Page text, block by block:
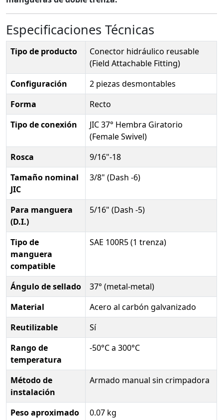
Especificaciones Técnicas
Tipo de producto
Conector hidráulico reusable
(Field Attachable Fitting)
Configuración
2 piezas desmontables
Forma
Recto
Tipo de conexión
JIC 37° Hembra Giratorio
(Female Swivel)
Rosca
9/16"-18
Tamaño nominal
JIC
3/8" (Dash -6)
Para manguera
(D.I.)
5/16" (Dash -5)
Tipo de
manguera
compatible
SAE 100R5 (1 trenza)
Ángulo de sellado
37° (metal-metal)
Material
Acero al carbón galvanizado
Reutilizable
Sí
Rango de
temperatura
-50°C a 300°C
Método de
instalación
Armado manual sin crimpadora
Peso aproximado 0.07 kg